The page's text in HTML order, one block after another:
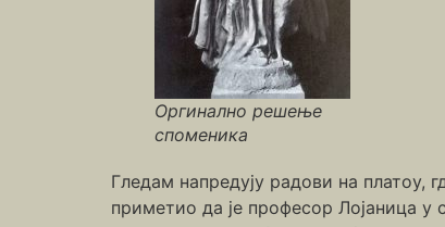
Оргинално решење
споменика
Гледам напредују радови на
приметио да је професор Лојаница